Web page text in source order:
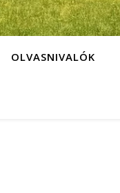
OLVASNIVALÓK